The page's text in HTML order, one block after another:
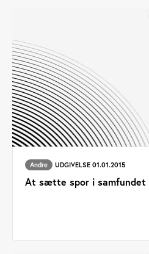
Andre UDGIVELSE 01.01.2015
At sætte spor i samfundet